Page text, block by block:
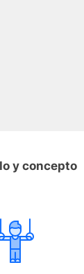
y concepto